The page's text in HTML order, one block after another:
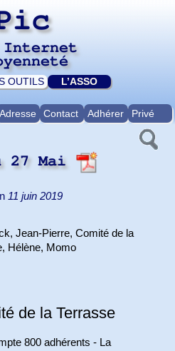
OUTILS L’ASSO
Adresse Contact Adhérer Privé
27 Mai
11 juin 2019
Jean-Pierre, Comité de la
Hélène, Momo
de la Terrasse
800 adhérents - La